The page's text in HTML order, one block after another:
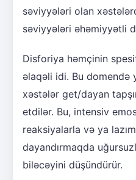
səviyyələri olan
səviyyələri əhəmiyyətli
Disforiya həmçinin
əlaqəli idi. Bu domendə
xəstələr get/dayan
etdilər. Bu, intensiv
reaksiyalarla və ya
dayandırmaqda
biləcəyini düşündürür.